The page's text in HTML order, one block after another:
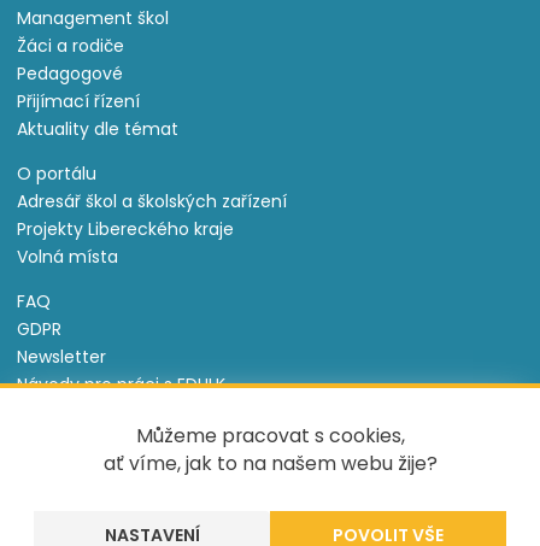
Můžeme pracovat s cookies,
ať víme, jak to na našem webu žije?
NASTAVENÍ
Management škol
Žáci a rodiče
Pedagogové
Přijímací řízení
Aktuality dle témat
O portálu
Adresář škol a školských zařízení
Projekty Libereckého kraje
Volná místa
FAQ
GDPR
Newsletter
Návody pro práci s EDULK
Nastavení cookies
Informace o souborech cookie
Tento projekt je spolufinancován Evropským sociálním